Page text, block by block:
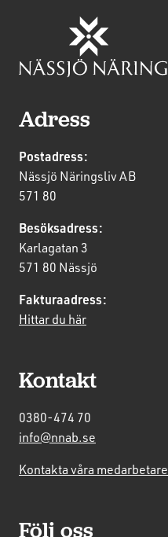
Adress
Postadress:
Nässjö Näringsliv AB
571 80
Besöksadress:
Karlagatan 3
571 80 Nässjö
Fakturaadress:
Hittar du här
Kontakt
0380-474 70
info@nnab.se
Kontakta våra medarbetare
Följ oss